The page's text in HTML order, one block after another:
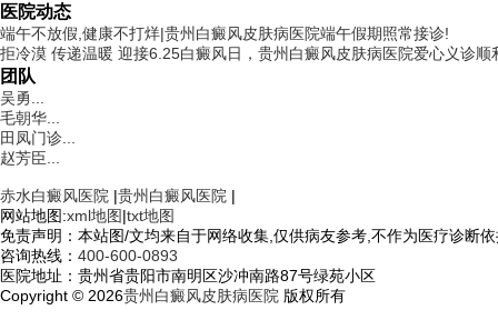
医院动态
端午不放假,健康不打烊|贵州白癜风皮肤病医院端午假期照常接诊!
拒冷漠 传递温暖 迎接6.25白癜风日，贵州白癜风皮肤病医院爱心义诊顺
团队
吴勇...
毛朝华...
田凤门诊...
赵芳臣...
赤水白癜风医院 |贵州白癜风医院 |
网站地图:xml地图|txt地图
免责声明：本站图/文均来自于网络收集,仅供病友参考,不作为医疗诊断
咨询热线： 400-600-0893
医院地址：贵州省贵阳市南明区沙冲南路87号绿苑小区
Copyright © 2026贵州白癜风皮肤病医院 版权所有